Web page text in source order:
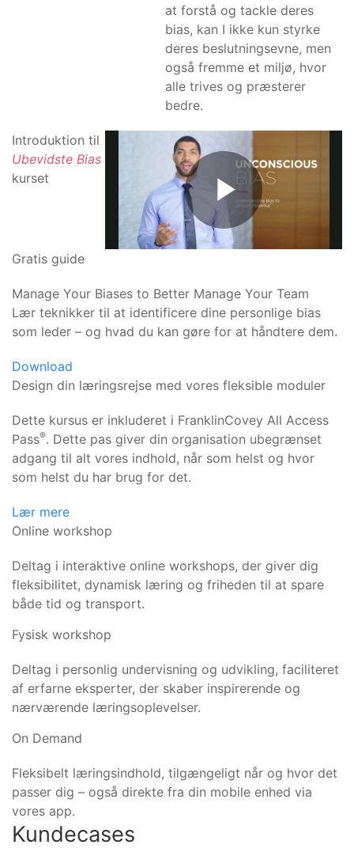
at forstå og tackle deres
bias, kan I ikke kun styrke
deres beslutningsevne, men
også fremme et miljø, hvor
alle trives og præsterer
bedre.
Introduktion til
Ubevidste Bias
kurset
Gratis guide
Manage Your Biases to Better Manage Your Team
Lær teknikker til at identificere dine personlige bias
som leder – og hvad du kan gøre for at håndtere dem.
Download
Design din læringsrejse med vores fleksible moduler
Dette kursus er inkluderet i FranklinCovey All Access
Pass®. Dette pas giver din organisation ubegrænset
adgang til alt vores indhold, når som helst og hvor
som helst du har brug for det.
Lær mere
Online workshop
Deltag i interaktive online workshops, der giver dig
fleksibilitet, dynamisk læring og friheden til at spare
både tid og transport.
Fysisk workshop
Deltag i personlig undervisning og udvikling, faciliteret
af erfarne eksperter, der skaber inspirerende og
nærværende læringsoplevelser.
On Demand
Fleksibelt læringsindhold, tilgængeligt når og hvor det
passer dig – også direkte fra din mobile enhed via
vores app.
Kundecases